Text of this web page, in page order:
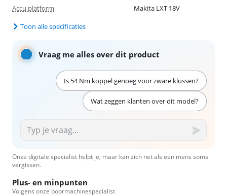
Accu platform
Makita LXT 18V
Toon alle specificaties
Vraag me alles over dit product
Is 54 Nm koppel genoeg voor zware klussen?
Wat zeggen klanten over dit model?
Onze digitale specialist helpt je, maar kan zich net als een mens soms
vergissen.
Plus- en minpunten
Volgens onze boormachinespecialist